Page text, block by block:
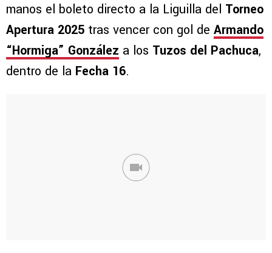
manos el boleto directo a la Liguilla del Torneo
Apertura 2025 tras vencer con gol de Armando
“Hormiga” González a los Tuzos del Pachuca,
dentro de la Fecha 16.